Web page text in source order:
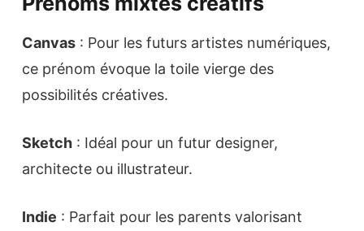
Canvas : Pour les futurs artistes numériques,
ce prénom évoque la toile vierge des
possibilités créatives.
Sketch : Idéal pour un futur designer,
architecte ou illustrateur.
Indie : Parfait pour les parents valorisant